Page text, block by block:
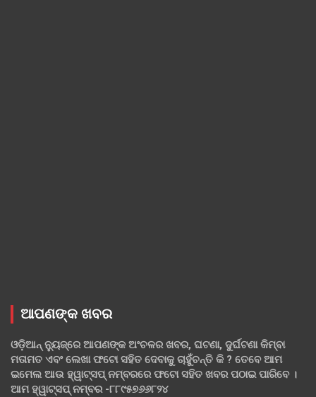
ଆପଣଙ୍କ ଖବର
ଓଡ଼ିଆନ୍ ନ୍ୟୁଜ୍‌ରେ ଆପଣଙ୍କ ଅଂଚଳର ଖବର, ଘଟଣା, ଦୁର୍ଘଟଣା କିମ୍ବା
ମତାମତ ଏବଂ ଲେଖା ଫଟୋ ସହିତ ଦେବାକୁ ଚାହୁଁଚନ୍ତି କି ? ତେବେ ଆମ
ଇମେଲ ଆଉ ହ୍ୱାଟ୍‌ସପ୍ ନମ୍ବରରେ ଫଟୋ ସହିତ ଖବର ପଠାଇ ପାରିବେ ।
ଆମ ହ୍ୱାଟ୍‌ସପ୍ ନମ୍ବର -୮୮୯୫୭୬୬୮୨୪